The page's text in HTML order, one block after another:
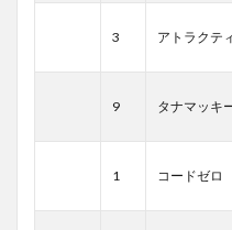
3 アトラクテ
9 タナマッキ
1 コードゼロ